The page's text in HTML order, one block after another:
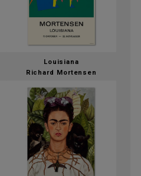
Louisiana
Richard Mortensen